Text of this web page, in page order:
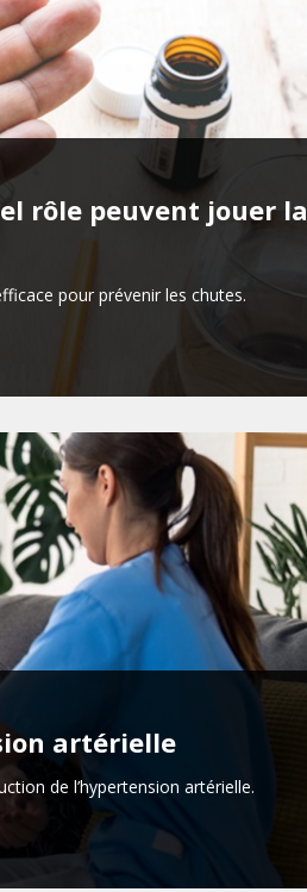
rôle peuvent jouer la
pour prévenir les chutes.
artérielle
de l’hypertension artérielle.